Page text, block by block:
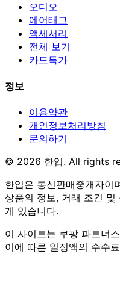
오디오
에어태그
액세서리
전체 보기
카드특가
정보
이용약관
개인정보처리방침
문의하기
© 2026 한입. All rights
한입은 통신판매중개자이
상품의 정보, 거래 조건 및
게 있습니다.
이 사이트는 쿠팡 파트너
이에 따른 일정액의 수수